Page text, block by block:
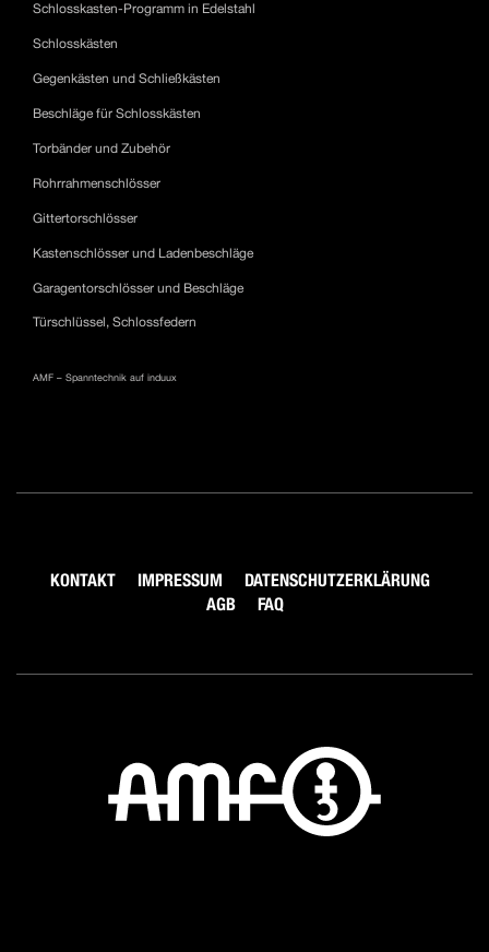
Schlosskasten-Programm in Edelstahl
Schlosskästen
Gegenkästen und Schließkästen
Beschläge für Schlosskästen
Torbänder und Zubehör
Rohrrahmenschlösser
Gittertorschlösser
Kastenschlösser und Ladenbeschläge
Garagentorschlösser und Beschläge
Türschlüssel, Schlossfedern
AMF – Spanntechnik auf induux
KONTAKT IMPRESSUM
DATENSCHUTZERKLÄRUNG
AGB
FAQ